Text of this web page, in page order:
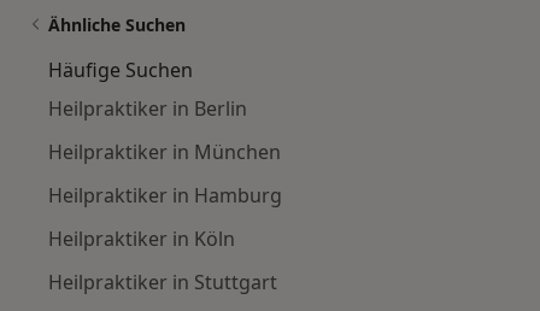
Ähnliche Suchen
Häufige Suchen
Heilpraktiker in Berlin
Heilpraktiker in München
Heilpraktiker in Hamburg
Heilpraktiker in Köln
Heilpraktiker in Stuttgart